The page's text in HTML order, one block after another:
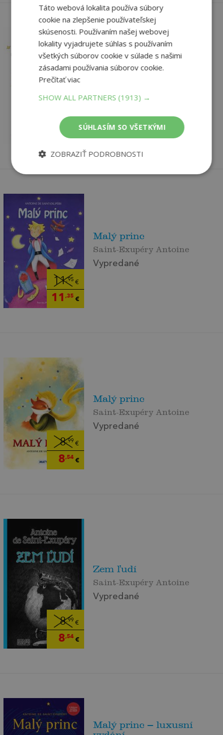
5,90€
4
Malý princ s autorovými
Vypredané
11,95€
11 ,35€
Malý princ
Saint-Exupéry Antoine
Vypredané
8,99 €
8,54€
Malý princ
Saint-Exupéry Antoine
Vypredané
8,99 €
8,54€
Zem ľudí
Saint-Exupéry Antoine
Vypredané
Malý princ – luxusní
Táto webová lokalita používa súbory
cookie na zlepšenie používateľskej
skúsenosti. Používaním našej webovej
lokality vyjadrujete súhlas s používaním
všetkých súborov cookie v súlade s našimi
zásadami používania súborov cookie.
Prečítať viac
SHOW ALL PARTNERS (1913) →
SÚHLASÍM SO VŠETKÝMI
ZOBRAZIŤ PODROBNOSTI